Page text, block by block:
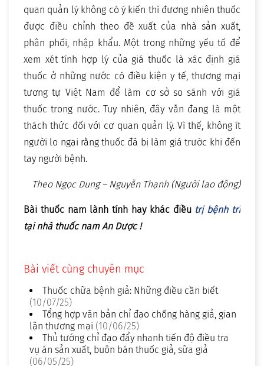
quan quản lý không có ý kiến thì đương nhiên thuốc
được điều chỉnh theo đề xuất của nhà sản xuất,
phân phối, nhập khẩu. Một trong những yếu tố để
xem xét tính hợp lý của giá thuốc là xác định giá
thuốc ở những nước có điều kiện y tế, thương mại
tương tự Việt Nam để làm cơ sở so sánh với giá
thuốc trong nước. Tuy nhiên, đây vẫn đang là một
thách thức đối với cơ quan quản lý. Vì thế, không ít
người lo ngại rằng thuốc đã bị làm giá trước khi đến
tay người bệnh.
Theo Ngọc Dung – Nguyễn Thạnh (Người lao động)
Bài thuốc nam lành tính hay khác điều trị bệnh trĩ
tại nhà thuốc nam An Dược !
Bài viết cùng chuyên mục
Thuốc chữa bệnh giả: Những điều cần biết
(10/07/25)
Tổng hợp văn bản chỉ đạo chống hàng giả, gian
lận thương mại (10/06/25)
Thủ tướng chỉ đạo đẩy nhanh tiến độ điều tra
vụ án sản xuất, buôn bán thuốc giả, sữa giả
(06/05/25)